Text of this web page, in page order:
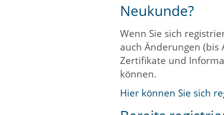
Neukunde?
Wenn Sie sich
auch Änderungen
Zertifikate und
können.
Hier können Sie sich